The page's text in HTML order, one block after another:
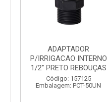
ADAPTADOR
P/IRRIGACAO INTERNO
1/2” PRETO REBOUÇAS
Código: 157125
Embalagem: PCT-50UN